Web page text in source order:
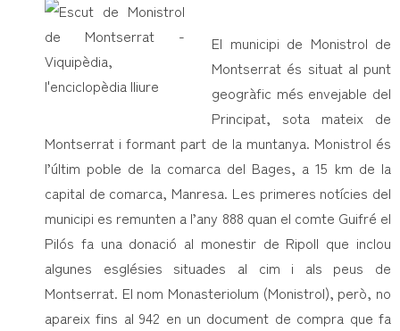
El municipi de Monistrol de
Montserrat és situat al punt
geogràfic més envejable del
Principat, sota mateix de
Montserrat i formant part de la muntanya. Monistrol és
l’últim poble de la comarca del Bages, a 15 km de la
capital de comarca, Manresa. Les primeres notícies del
municipi es remunten a l’any 888 quan el comte Guifré el
Pilós fa una donació al monestir de Ripoll que inclou
algunes esglésies situades al cim i als peus de
Montserrat. El nom Monasteriolum (Monistrol), però, no
apareix fins al 942 en un document de compra que fa